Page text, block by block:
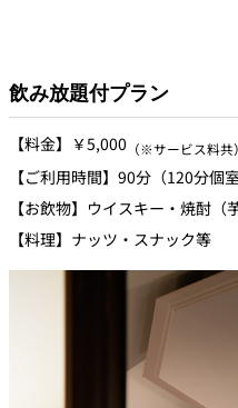
キャッスル
フォーシ
ルームサービス
ルームサービ
飲み放題付プラン
【料金】￥5,000 （※サービス料共）
【ご利用時間】90分（120分個
【お飲物】ウイスキー・焼酎（
【料理】ナッツ・スナック等